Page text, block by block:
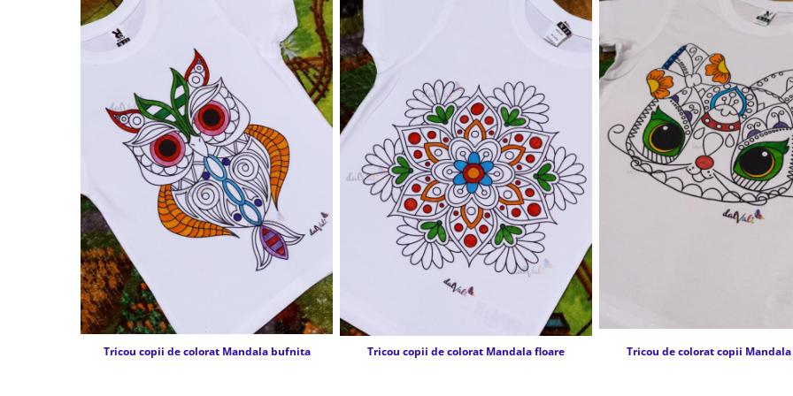
Tricou copii de colorat Mandala bufnita Tricou copii de colorat Mandala floare Tricou de colorat copii